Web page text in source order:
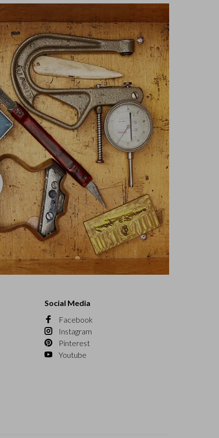
Social Media
Facebook
Instagram
Pinterest
Youtube